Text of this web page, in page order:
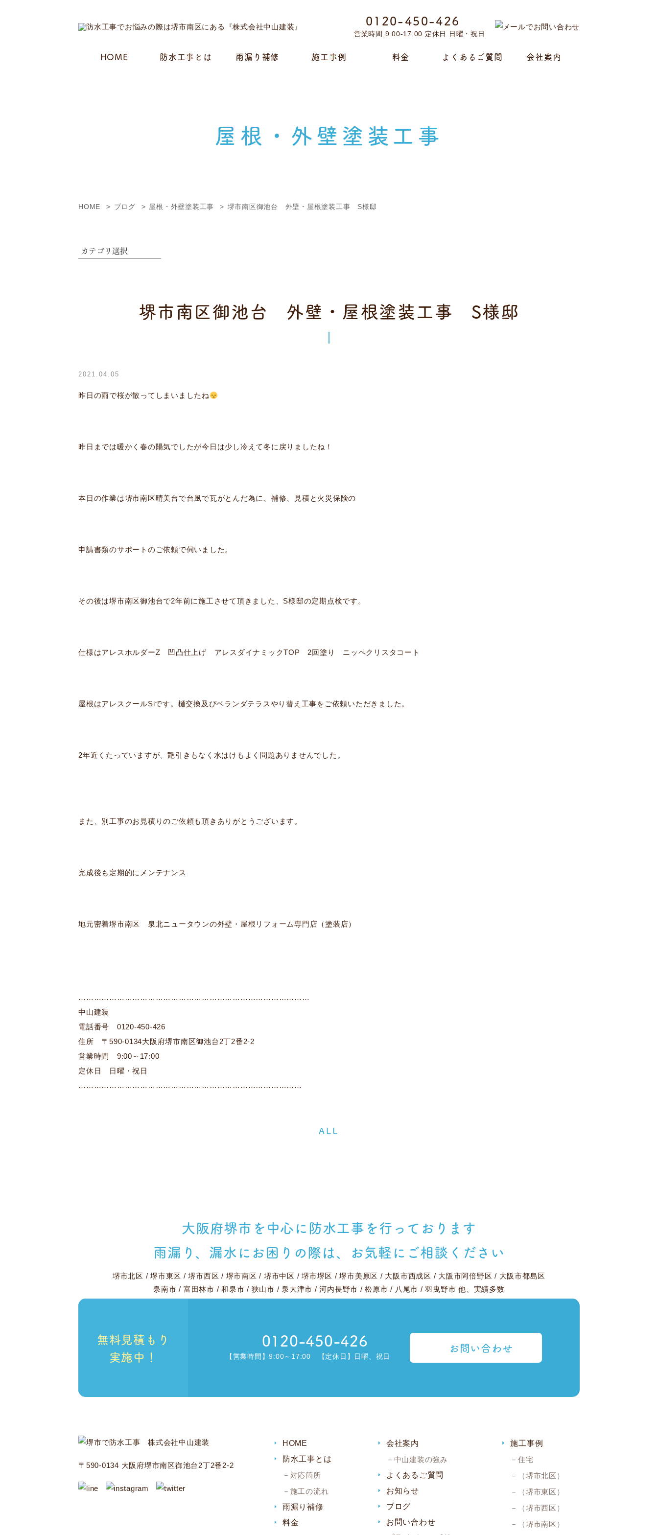
0120-450-426
営業時間 9:00-17:00 定休日 日曜・祝日
HOME 防水工事とは 雨漏り補修 施工事例 料金 よくあるご質問 会社案内
屋根・外壁塗装工事
HOME ブログ 屋根・外壁塗装工事 堺市南区御池台 外壁・屋根塗装工事 S様邸
堺市南区御池台 外壁・屋根塗装工事 S様邸
2021.04.05
昨日の雨で桜が散ってしまいましたね
昨日までは暖かく春の陽気でしたが今日は少し冷えて冬に戻りましたね！
本日の作業は堺市南区晴美台で台風で瓦がとんだ為に、補修、見積と火災保険の
申請書類のサポートのご依頼で伺いました。
その後は堺市南区御池台で2年前に施工させて頂きました、S様邸の定期点検です。
仕様はアレスホルダーZ 凹凸仕上げ アレスダイナミックTOP 2回塗り ニッペクリスタコート
屋根はアレスクールSiです。樋交換及びベランダテラスやり替え工事をご依頼いただきました。
2年近くたっていますが、艶引きもなく水はけもよく問題ありませんでした。
また、別工事のお見積りのご依頼も頂きありがとうございます。
完成後も定期的にメンテナンス
地元密着堺市南区 泉北ニュータウンの外壁・屋根リフォーム専門店（塗装店）
………………………………………………………………………………
中山建装
電話番号 0120-450-426
住所 〒590-0134大阪府堺市南区御池台2丁2番2-2
営業時間 9:00～17:00
定休日 日曜・祝日
……………………………………………………………………………
ALL
大阪府堺市を中心に防水工事を行っております
雨漏り、漏水にお困りの際は、
お気軽にご相談ください
堺市北区 /堺市東区 /堺市西区 / 堺市南区 / 堺市中区 /堺市堺区 /堺市美原区 / 大阪市西成区 / 大阪市阿倍野区 / 大阪市都島区
泉南市 / 富田林市 /和泉市 / 狭山市 / 泉大津市 /河内長野市 /松原市 / 八尾市 /羽曳野市 他、実績多数
無料見積もり
実施中！
0120-450-426
【営業時間】9:00～17:00 【定休日】日曜、祝日
お問い合わせ
〒590-0134 大阪府堺市南区御池台2丁2番2-2
HOME
防水工事とは
対応箇所
施工の流れ
雨漏り補修
料金
会社案内
中山建装の強み
よくあるご質問
お知らせ
ブログ
お問い合わせ
施工事例
住宅
（堺市北区）
（堺市東区）
（堺市西区）
（堺市南区）